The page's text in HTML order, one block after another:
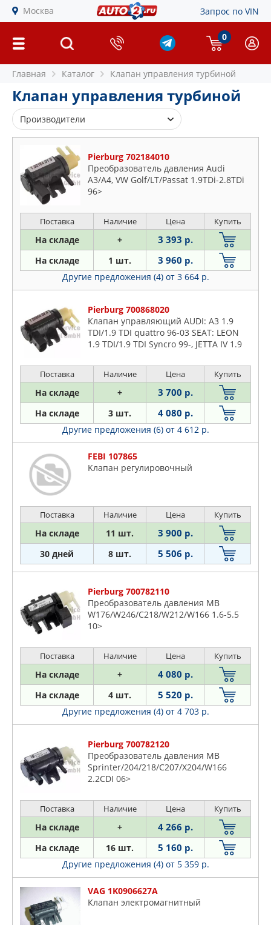
Москва Запрос по VIN
0
Главная Каталог Клапан управления турбиной
Клапан управления турбиной
Производители
ACQ
ASPARTS
BMW
BSG
FEBI
FORD
GM
MAZDA
MEAT & DORIA
MERCEDES
METACO
NISSAN
PATRON
PEUGEOT
PIERBURG
QUATTRO FRENI
SSANGYONG
VAG
ZIKMAR
Pierburg 702184010
Преобразователь давления Audi
A3/A4, VW Golf/LT/Passat 1.9TDi-2.8TDi
96>
Поставка Наличие Цена Купить
На складе + 3 393 р.
На складе 1 шт. 3 960 р.
Другие предложения (4) от 3 664 р.
Pierburg 700868020
Клапан управляющий AUDI: A3 1.9
TDI/1.9 TDI quattro 96-03 SEAT: LEON
1.9 TDI/1.9 TDI Syncro 99-, JETTA IV 1.9
универсал 1.9 TD
Поставка Наличие Цена Купить
На складе + 3 700 р.
На складе 3 шт. 4 080 р.
Другие предложения (6) от 4 612 р.
FEBI 107865
Kлaпaн peгyлиpoвoчный
Поставка Наличие Цена Купить
На складе 11 шт. 3 900 р.
30 дней 8 шт. 5 506 р.
Pierburg 700782110
Преобразователь давления MB
W176/W246/C218/W212/W166 1.6-5.5
10>
Поставка Наличие Цена Купить
На складе + 4 080 р.
На складе 4 шт. 5 520 р.
Другие предложения (4) от 4 703 р.
Pierburg 700782120
Преобразователь давления MB
Sprinter/204/218/C207/X204/W166
2.2CDI 06>
Поставка Наличие Цена Купить
На складе + 4 266 р.
На складе 16 шт. 5 160 р.
Другие предложения (4) от 5 359 р.
VAG 1K0906627A
Клапан электромагнитный